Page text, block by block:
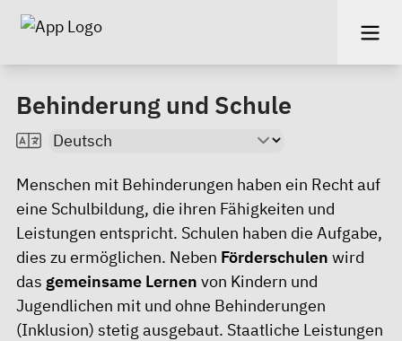
Behinderung und Schule
Menschen mit Behinderungen haben ein Recht auf
eine Schulbildung, die ihren Fähigkeiten und
Leistungen entspricht. Schulen haben die Aufgabe,
dies zu ermöglichen. Neben Förderschulen wird
das gemeinsame Lernen von Kindern und
Jugendlichen mit und ohne Behinderungen
(Inklusion) stetig ausgebaut. Staatliche Leistungen